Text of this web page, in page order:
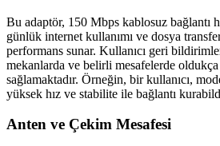
Bu adaptör, 150 Mbps kablosuz bağlantı
günlük internet kullanımı ve dosya
performans sunar. Kullanıcı geri
mekanlarda ve belirli mesafelerde
sağlamaktadır. Örneğin, bir kullanıcı,
yüksek hız ve stabilite ile bağlantı
Anten ve Çekim Mesafesi